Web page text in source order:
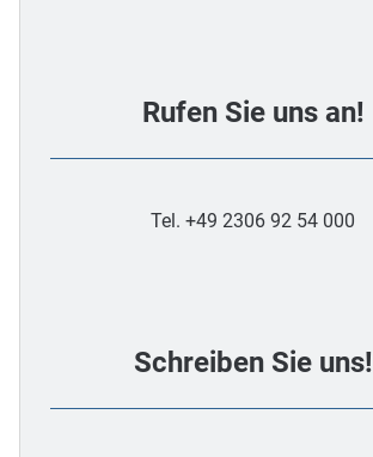
Rufen Sie uns an!
Tel. +49 2306 92 54 000
Schreiben Sie uns!